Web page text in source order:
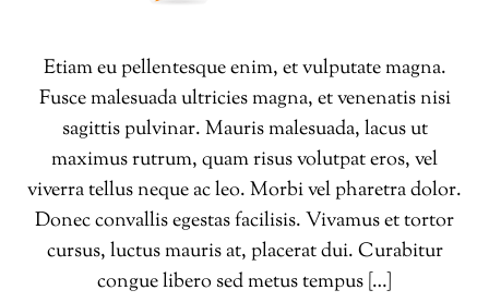
Etiam eu pellentesque enim, et vulputate magna.
Fusce malesuada ultricies magna, et venenatis nisi
sagittis pulvinar. Mauris malesuada, lacus ut
maximus rutrum, quam risus volutpat eros, vel
viverra tellus neque ac leo. Morbi vel pharetra dolor.
Donec convallis egestas facilisis. Vivamus et tortor
cursus, luctus mauris at, placerat dui. Curabitur
congue libero sed metus tempus […]